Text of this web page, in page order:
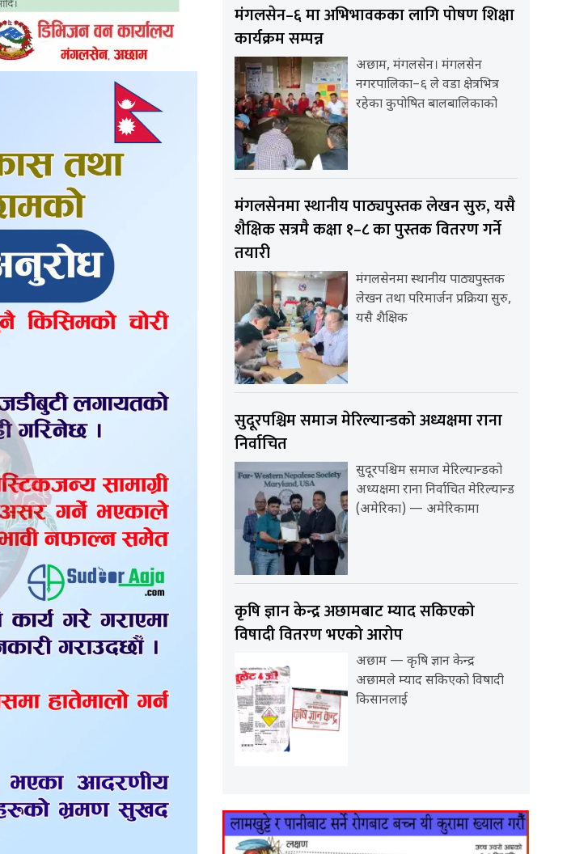
मंगलसेन–६ मा अभिभावकका लागि पोषण शिक्षा
कार्यक्रम सम्पन्न
अछाम, मंगलसेन। मंगलसेन
नगरपालिका–६ ले वडा क्षेत्रभित्र
रहेका कुपोषित बालबालिकाको
मंगलसेनमा स्थानीय पाठ्यपुस्तक लेखन सुरु, यसै
शैक्षिक सत्रमै कक्षा १–८ का पुस्तक वितरण गर्ने
तयारी
मंगलसेनमा स्थानीय पाठ्यपुस्तक
लेखन तथा परिमार्जन प्रक्रिया सुरु,
यसै शैक्षिक
सुदूरपश्चिम समाज मेरिल्यान्डको अध्यक्षमा राना
निर्वाचित
सुदूरपश्चिम समाज मेरिल्यान्डको
अध्यक्षमा राना निर्वाचित मेरिल्यान्ड
(अमेरिका) — अमेरिकामा
कृषि ज्ञान केन्द्र अछामबाट म्याद सकिएको
विषादी वितरण भएको आरोप
अछाम — कृषि ज्ञान केन्द्र
अछामले म्याद सकिएको विषादी
किसानलाई